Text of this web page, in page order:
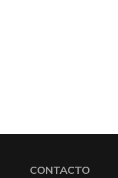
CONTACTO